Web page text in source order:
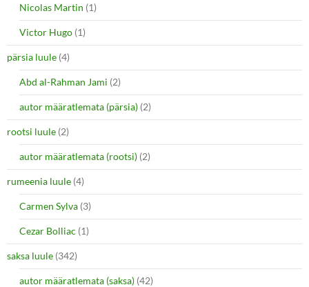
Nicolas Martin (1)
Victor Hugo (1)
pärsia luule (4)
Abd al-Rahman Jami (2)
autor määratlemata (pärsia) (2)
rootsi luule (2)
autor määratlemata (rootsi) (2)
rumeenia luule (4)
Carmen Sylva (3)
Cezar Bolliac (1)
saksa luule (342)
autor määratlemata (saksa) (42)